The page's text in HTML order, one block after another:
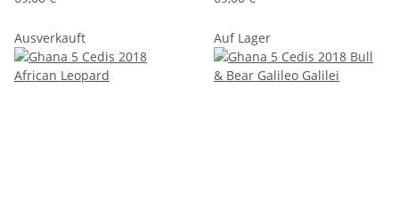
Ausverkauft Auf Lager